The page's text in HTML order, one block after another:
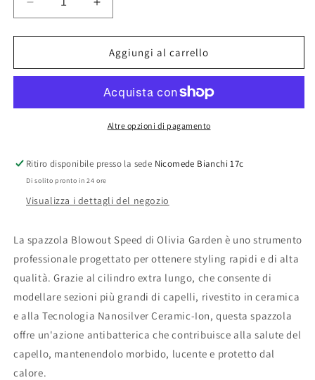
Diminuisci
quantità
per
Garden
Speed
Aumenta
quantità
per
Olivia
Garden
Blowout
Speed
XL
Aggiungi al carrello
Altre opzioni di pagamento
Ritiro disponibile presso la sede Nicomede Bianchi 17c
Di solito pronto in 24 ore
Visualizza i dettagli del negozio
La spazzola Blowout Speed di Olivia Garden è uno strumento
professionale progettato per ottenere styling rapidi e di alta
qualità. Grazie al cilindro extra lungo, che consente di
modellare sezioni più grandi di capelli, rivestito in ceramica
e alla Tecnologia Nanosilver Ceramic-Ion, questa spazzola
offre un'azione antibatterica che contribuisce alla salute del
capello, mantenendolo morbido, lucente e protetto dal
calore.